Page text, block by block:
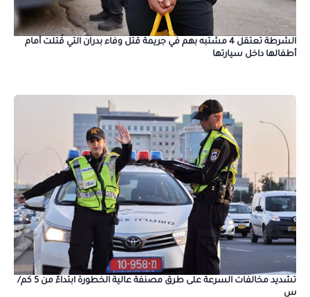
الشرطة تعتقل 4 مشتبه بهم في جريمة قتل وفاء بدران التي قُتلت أمام
أطفالها داخل سيارتها
تشديد مخالفات السرعة على طرق مصنفة عالية الخطورة ابتداءً من 5 كم/
س